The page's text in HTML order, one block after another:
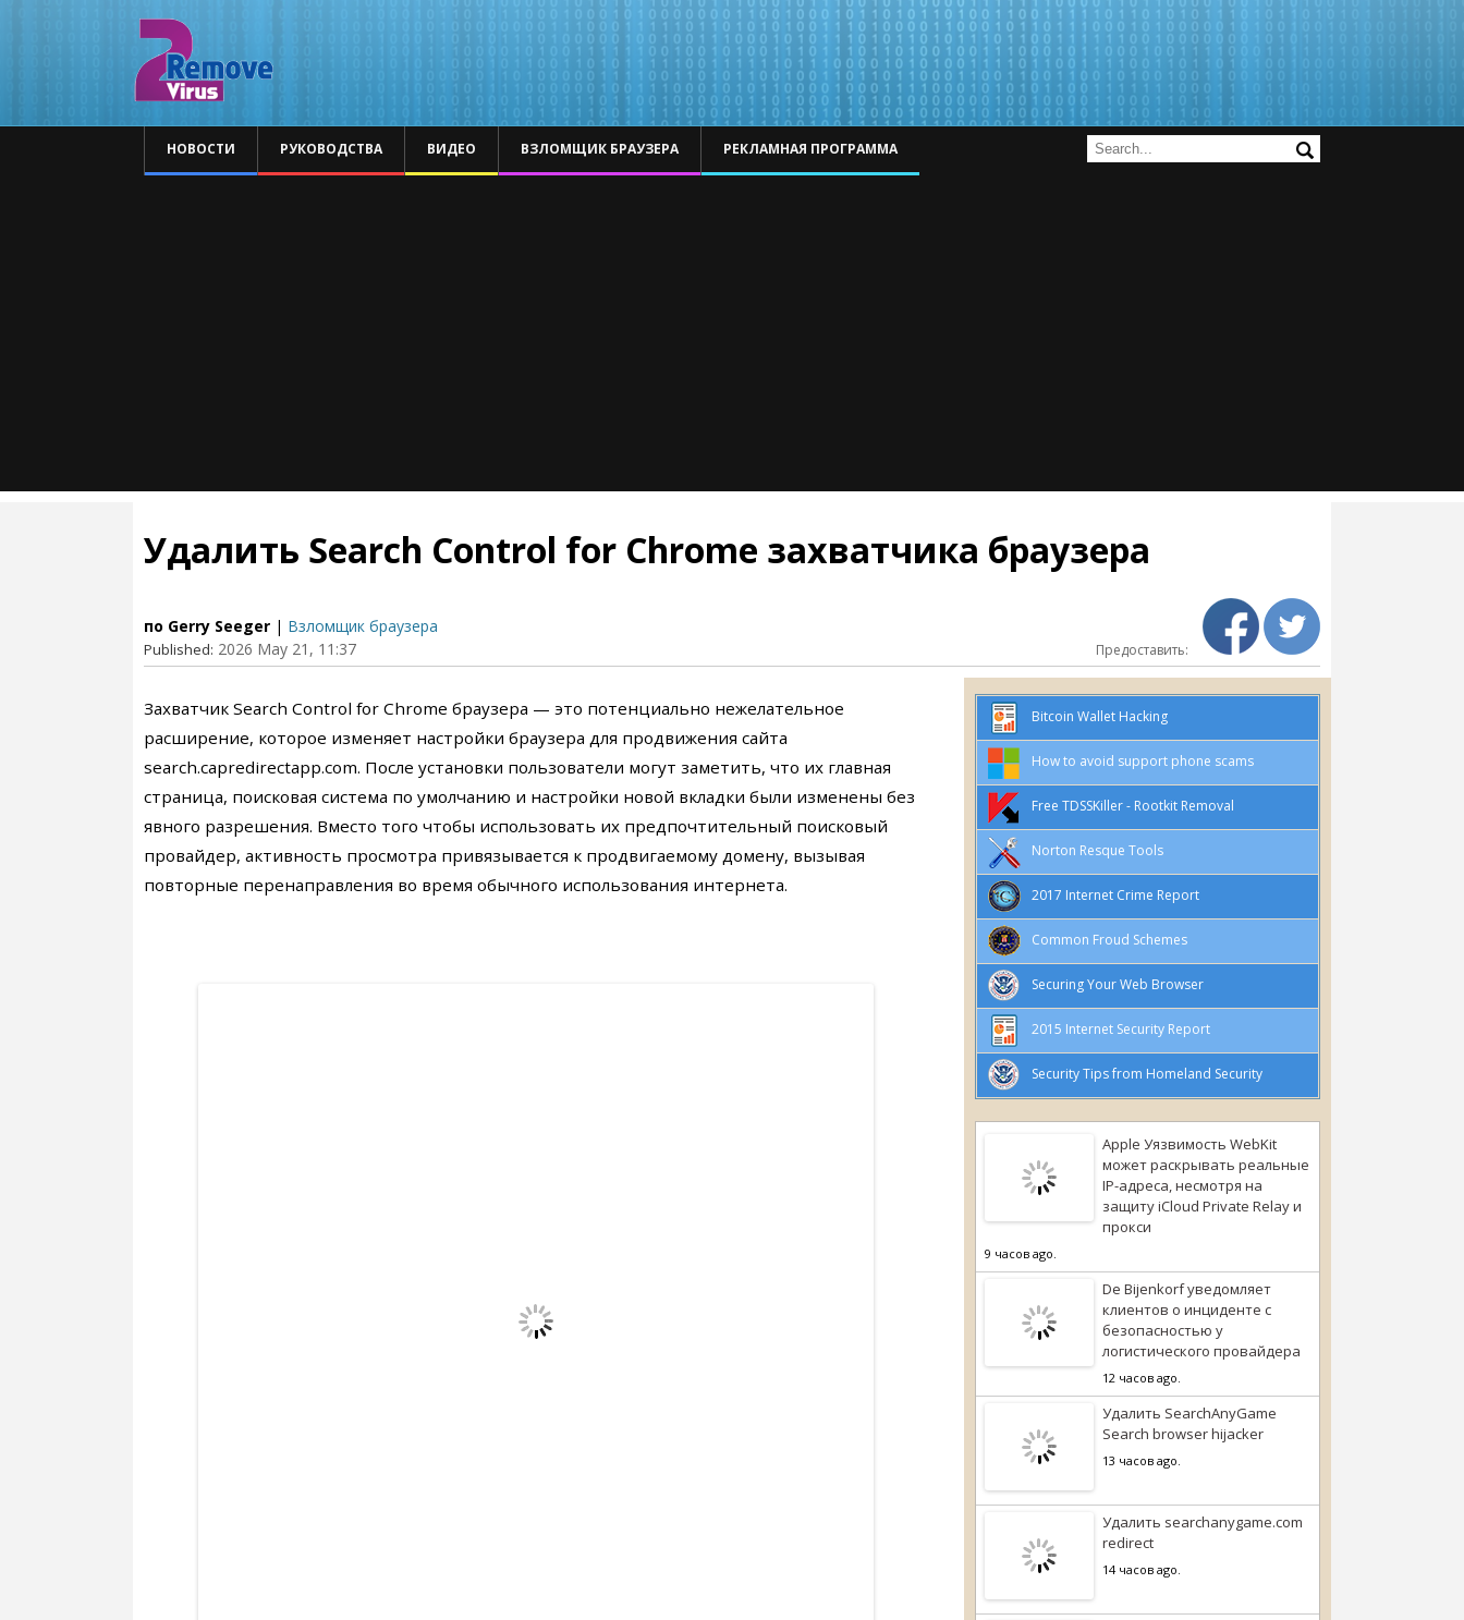
НОВОСТИ РУКОВОДСТВА ВИДЕО ВЗЛОМЩИК БРАУЗЕРА РЕКЛАМНАЯ ПРОГРАММА
Удалить Search Control for Chrome захватчика браузера
по Gerry Seeger | Взломщик браузера
Published: 2026 May 21, 11:37 Предоставить:
Захватчик Search Control for Chrome браузера — это потенциально нежелательное
расширение, которое изменяет настройки браузера для продвижения сайта
search.capredirectapp.com. После установки пользователи могут заметить, что их главная
страница, поисковая система по умолчанию и настройки новой вкладки были изменены без
явного разрешения. Вместо того чтобы использовать их предпочтительный поисковый
провайдер, активность просмотра привязывается к продвигаемому домену, вызывая
повторные перенаправления во время обычного использования интернета.
Bitcoin Wallet Hacking
How to avoid support phone scams
Free TDSSKiller - Rootkit Removal
Norton Resque Tools
2017 Internet Crime Report
Common Froud Schemes
Securing Your Web Browser
2015 Internet Security Report
Security Tips from Homeland Security
Apple Уязвимость WebKit
может раскрывать реальные
IP-адреса, несмотря на
защиту iCloud Private Relay и
прокси
9 часов ago.
De Bijenkorf уведомляет
клиентов о инциденте с
безопасностью у
логистического провайдера
12 часов ago.
Удалить SearchAnyGame
Search browser hijacker
13 часов ago.
Удалить searchanygame.com
redirect
14 часов ago.